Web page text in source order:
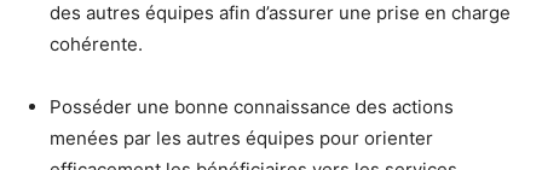
des autres équipes afin d’assurer une prise en charge
cohérente.
Posséder une bonne connaissance des actions
menées par les autres équipes pour orienter